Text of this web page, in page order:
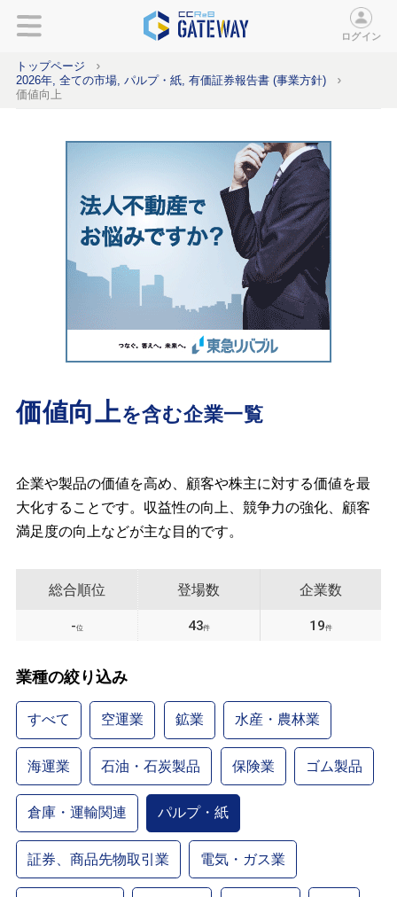
ログイン
トップページ
2026年, 全ての市場, パルプ・紙, 有価証券報告書 (事業方針)
価値向上
価値向上を含む企業一覧
企業や製品の価値を高め、顧客や株主に対する価値を最
大化することです。収益性の向上、競争力の強化、顧客
満足度の向上などが主な目的です。
総合順位
-位
登場数
43件
企業数
19件
業種の絞り込み
すべて 空運業 鉱業 水産・農林業
海運業 石油・石炭製品 保険業 ゴム製品
倉庫・運輸関連 パルプ・紙
証券、商品先物取引業 電気・ガス業